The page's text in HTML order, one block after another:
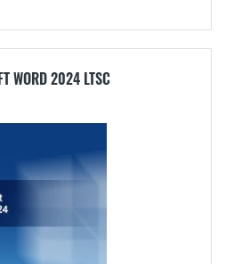
WORD 2024 LTSC